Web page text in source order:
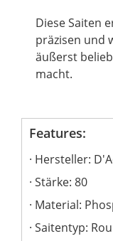
Diese Saiten
präzisen und
äußerst
macht.
Features:
Hersteller:
Stärke: 80
Material:
Saitentyp: